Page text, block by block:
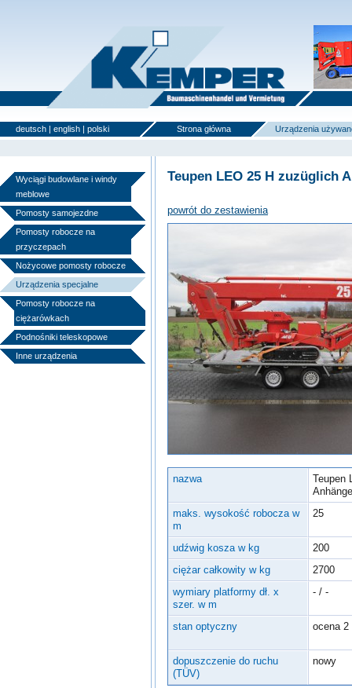
deutsch | english | polski Strona główna Urządzenia
Wyciągi budowlane i windy
meblowe
Pomosty samojezdne
Pomosty robocze na
przyczepach
Nożycowe pomosty robocze
Urządzenia specjalne
Pomosty robocze na
ciężarówkach
Podnośniki teleskopowe
Inne urządzenia
Teupen LEO 25 H zuzüglich
powrót do zestawienia
nazwa
Teupen
maks. wysokość robocza w
m
25
udźwig kosza w kg
200
ciężar całkowity w kg
2700
wymiary platformy dł. x
szer. w m
- / -
stan optyczny ocena 2
dopuszczenie do ruchu
(TÜV)
nowy